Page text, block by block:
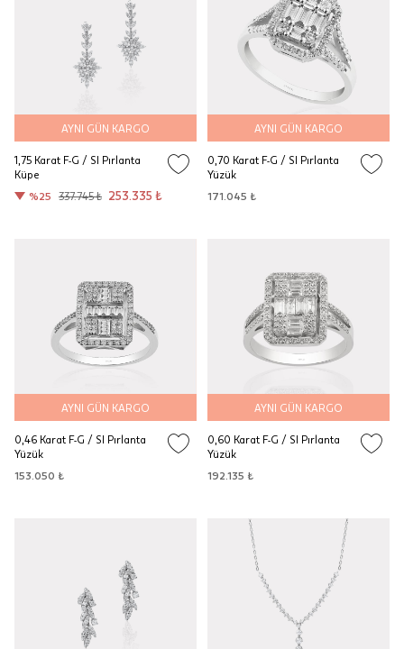
AYNI GÜN KARGO
1,75 Karat F-G / SI Pırlanta
Küpe
%25
337.745 ₺ 253.335 ₺
AYNI GÜN KARGO
0,70 Karat F-G / SI Pırlanta
Yüzük
171.045 ₺
AYNI GÜN KARGO
0,46 Karat F-G / SI Pırlanta
Yüzük
153.050 ₺
AYNI GÜN KARGO
0,60 Karat F-G / SI Pırlanta
Yüzük
192.135 ₺